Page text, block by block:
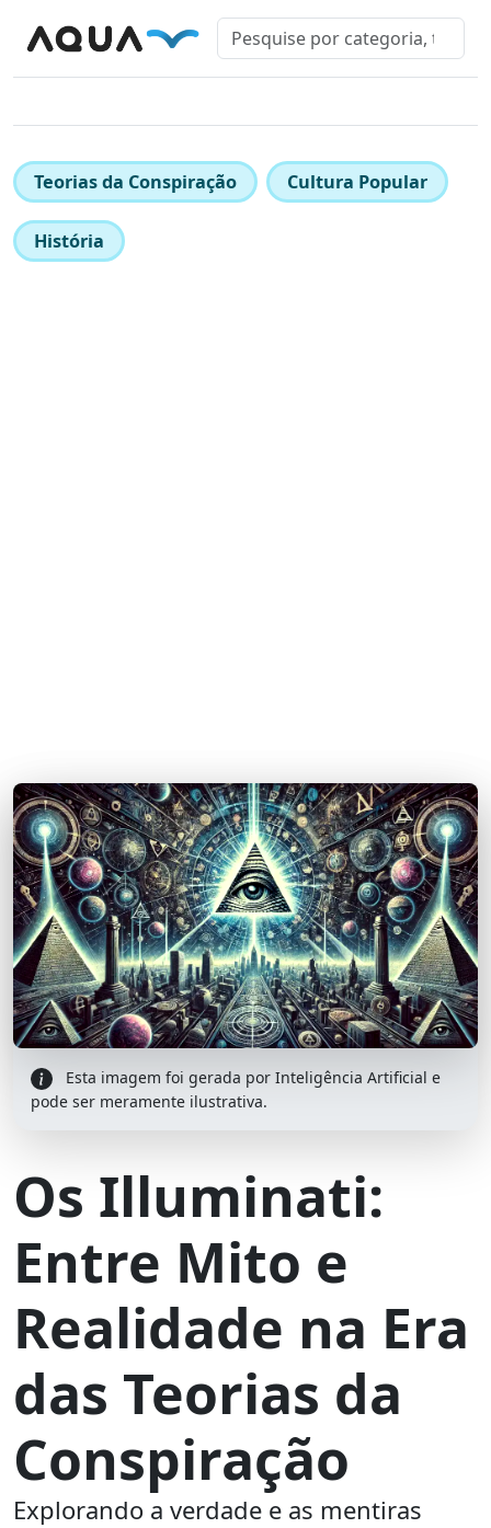
Teorias da Conspiração Cultura Popular
História
Esta imagem foi gerada por Inteligência Artificial e
pode ser meramente ilustrativa.
Os Illuminati:
Entre Mito e
Realidade na Era
das Teorias da
Conspiração
Explorando a verdade e as mentiras